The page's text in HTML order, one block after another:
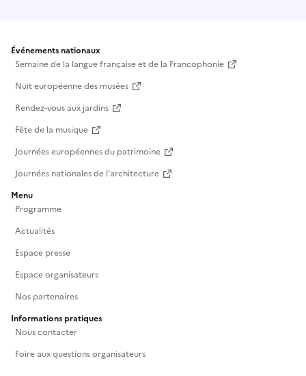
Événements nationaux
Semaine de la langue française et de la Francophonie
Nuit européenne des musées
Rendez-vous aux jardins
Fête de la musique
Journées européennes du patrimoine
Journées nationales de l'architecture
Menu
Programme
Actualités
Espace presse
Espace organisateurs
Nos partenaires
Informations pratiques
Nous contacter
Foire aux questions organisateurs